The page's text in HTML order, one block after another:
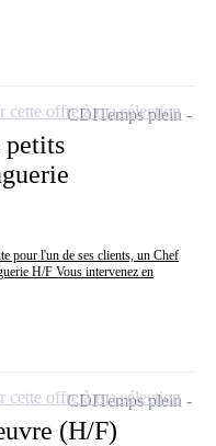
petits
pour l'un de ses clients, un Chef
H/F Vous intervenez en
CDITemps plein
cette offre à ma sélection
(H/F)
CDITemps plein
cette offre à ma sélection